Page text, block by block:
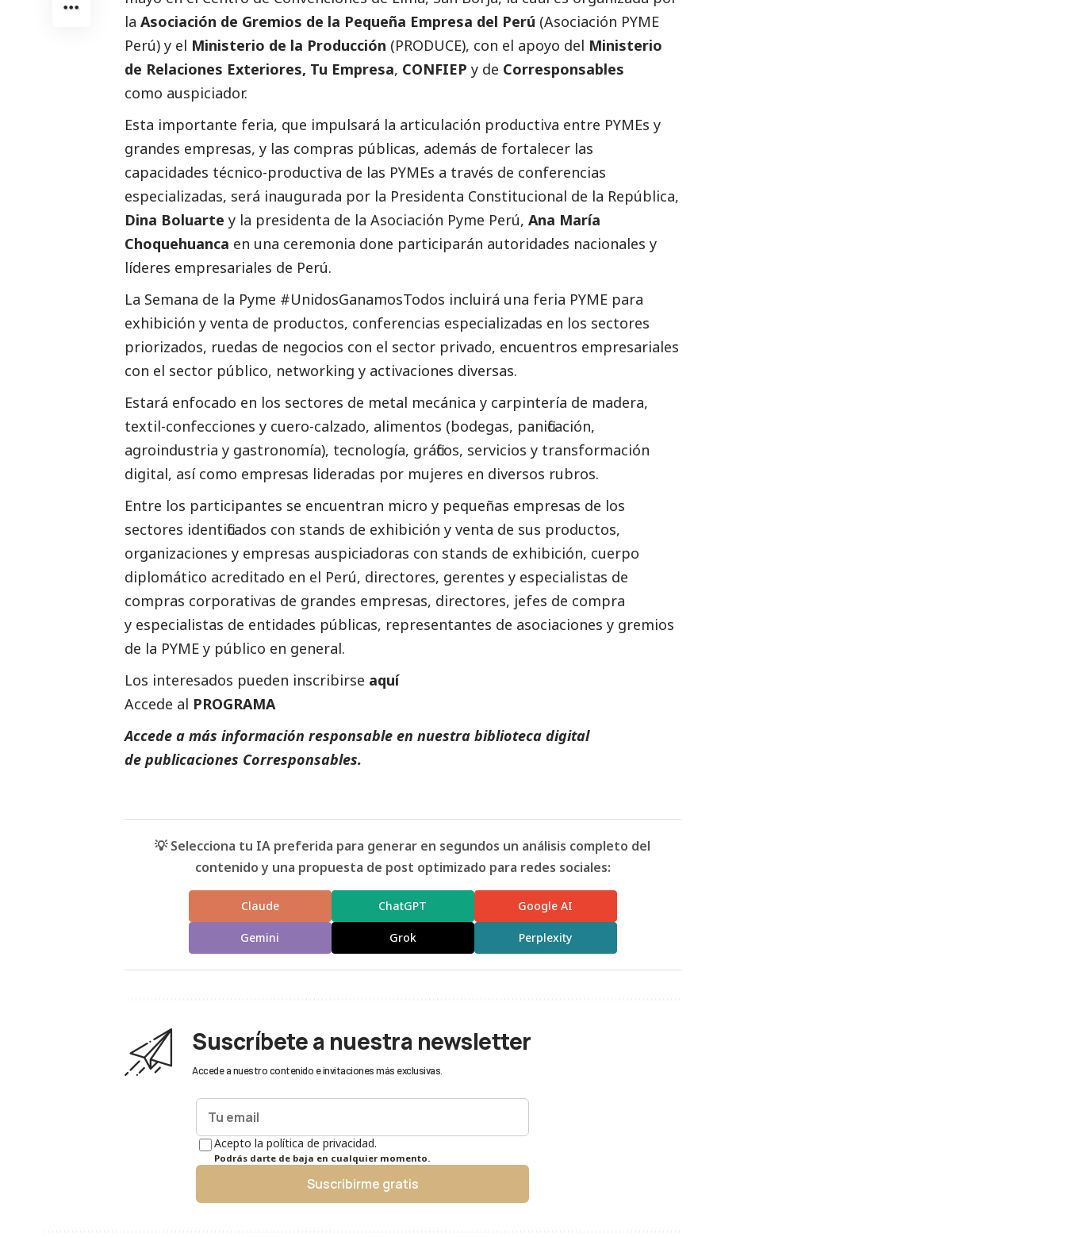
la Asociación de Gremios de la Pequeña Empresa del Perú (Asociación PYME
Perú) y el Ministerio de la Producción (PRODUCE), con el apoyo del Ministerio
de Relaciones Exteriores, Tu Empresa, CONFIEP y de Corresponsables
como auspiciador.
Esta importante feria, que impulsará la articulación productiva entre PYMEs y
grandes empresas, y las compras públicas, además de fortalecer las
capacidades técnico-productiva de las PYMEs a través de conferencias
especializadas, será inaugurada por la Presidenta Constitucional de la República,
Dina Boluarte y la presidenta de la Asociación Pyme Perú, Ana María
Choquehuanca en una ceremonia done participarán autoridades nacionales y
líderes empresariales de Perú.
La Semana de la Pyme #UnidosGanamosTodos incluirá una feria PYME para
exhibición y venta de productos, conferencias especializadas en los sectores
priorizados, ruedas de negocios con el sector privado, encuentros empresariales
con el sector público, networking y activaciones diversas.
Estará enfocado en los sectores de metal mecánica y carpintería de madera,
textil-confecciones y cuero-calzado, alimentos (bodegas, panificación,
agroindustria y gastronomía), tecnología, gráficos, servicios y transformación
digital, así como empresas lideradas por mujeres en diversos rubros.
Entre los participantes se encuentran micro y pequeñas empresas de los
sectores identificados con stands de exhibición y venta de sus productos,
organizaciones y empresas auspiciadoras con stands de exhibición, cuerpo
diplomático acreditado en el Perú, directores, gerentes y especialistas de
compras corporativas de grandes empresas, directores, jefes de compra
y especialistas de entidades públicas, representantes de asociaciones y gremios
de la PYME y público en general.
Los interesados pueden inscribirse aquí
Accede al PROGRAMA
Accede a más información responsable en nuestra biblioteca digital
de publicaciones Corresponsables.
💡 Selecciona tu IA preferida para generar en segundos un análisis completo del
contenido y una propuesta de post optimizado para redes sociales:
Claude ChatGPT Google AI
Gemini Grok Perplexity
Suscríbete a nuestra newsletter
Accede a nuestro contenido e invitaciones más exclusivas.
Acepto la política de privacidad.
Podrás darte de baja en cualquier momento.
Suscribirme gratis